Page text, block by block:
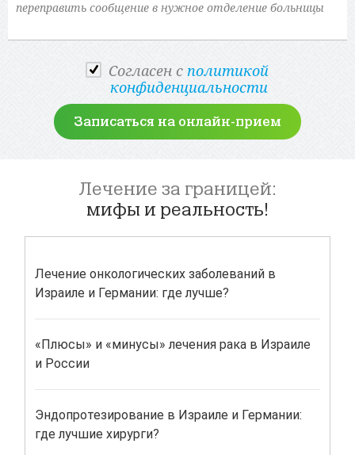
Cогласен с политикой
конфиденциальности
Записаться на онлайн-прием
Лечение за границей:
мифы и реальность!
Лечение онкологических заболеваний в
Израиле и Германии: где лучше?
«Плюсы» и «минусы» лечения рака в Израиле
и России
Эндопротезирование в Израиле и Германии:
где лучшие хирурги?